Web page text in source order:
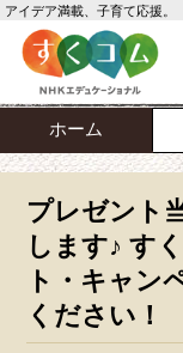
アイデア満載、子育て応援。
ホーム
プレゼント
します♪ す
ト・キャン
ください！